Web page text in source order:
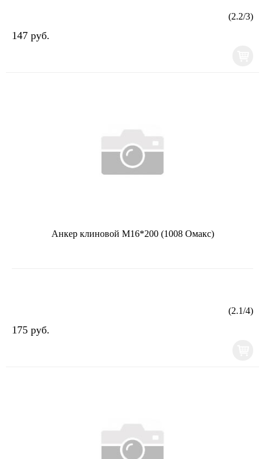
(2.2/3)
147 руб.
Анкер клиновой М16*200 (1008 Омакс)
(2.1/4)
175 руб.